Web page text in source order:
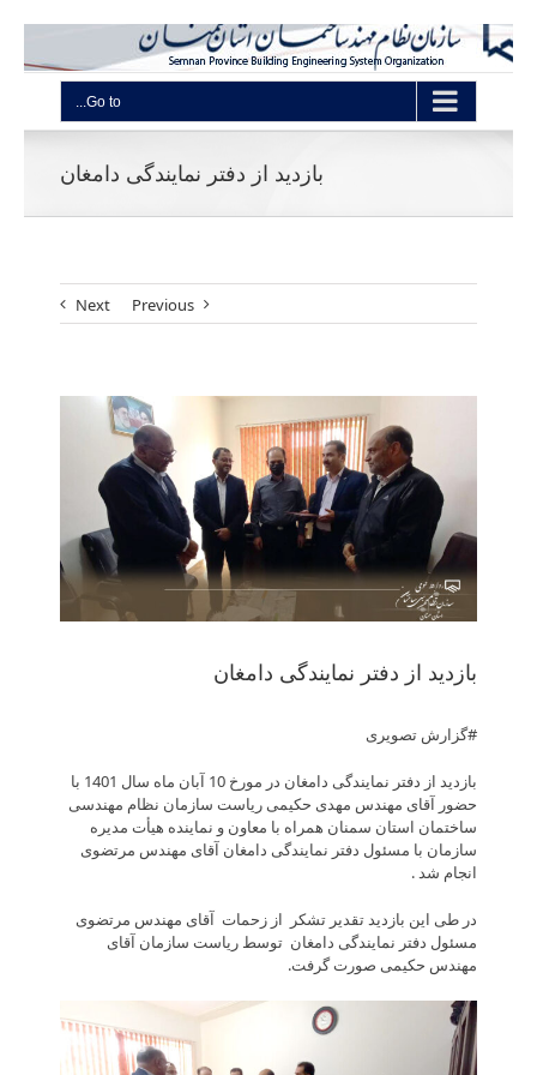
Go to...
بازدید از دفتر نمایندگی دامغان
Previous
Next
بازدید از دفتر نمایندگی دامغان
#گزارش تصویری
بازدید از دفتر نمایندگی دامغان در مورخ 10 آبان ماه سال 1401 با
حضور آقای مهندس مهدی حکیمی ریاست سازمان نظام مهندسی
ساختمان استان سمنان همراه با معاون و نماینده هیأت مدیره
سازمان با مسئول دفتر نمایندگی دامغان آقای مهندس مرتضوی
انجام شد .
در طی این بازدید تقدیر تشکر از زحمات آقای مهندس مرتضوی
مسئول دفتر نمایندگی دامغان توسط ریاست سازمان آقای
مهندس حکیمی صورت گرفت.